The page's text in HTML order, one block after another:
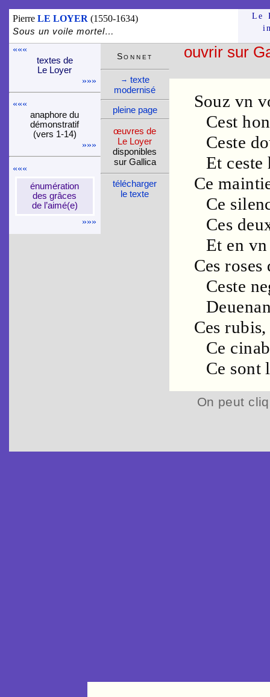
PierreLE LOYER (1550-1634)
Sous un voile mortel…
Le
«««
textes de
Le Loyer
»»»
«««
ana­phore du
démons­tra­tif
(vers 1-14)
»»»
«««
énu­mé­ra­tion
des grâces
de l’aimé(e)
»»»
ouvrir sur
Souz vn
Cest
Ceste
Et ceste
Ce
Ce
Ces
Et en
Cesroses
Ceste
Cesrubis
Ce
Ce sont
On peut
Son­net
→ texte
moder­nisé
pleine page
œuvres de
Le Loyer
dispo­nibles
sur Gallica
télé­charger
le texte